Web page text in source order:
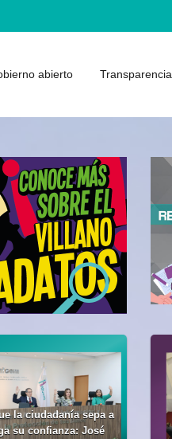
abierto Transparencia
la ciudadanía sepa a
su confianza: José